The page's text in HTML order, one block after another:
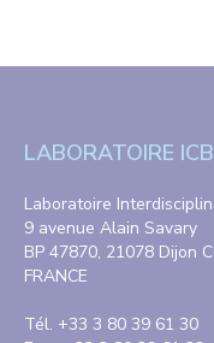
LABORATOIRE ICB
Laboratoire
9 avenue Alain Savary
BP 47870, 21078 Dijon
FRANCE
Tél. +33 3 80 39 61 30